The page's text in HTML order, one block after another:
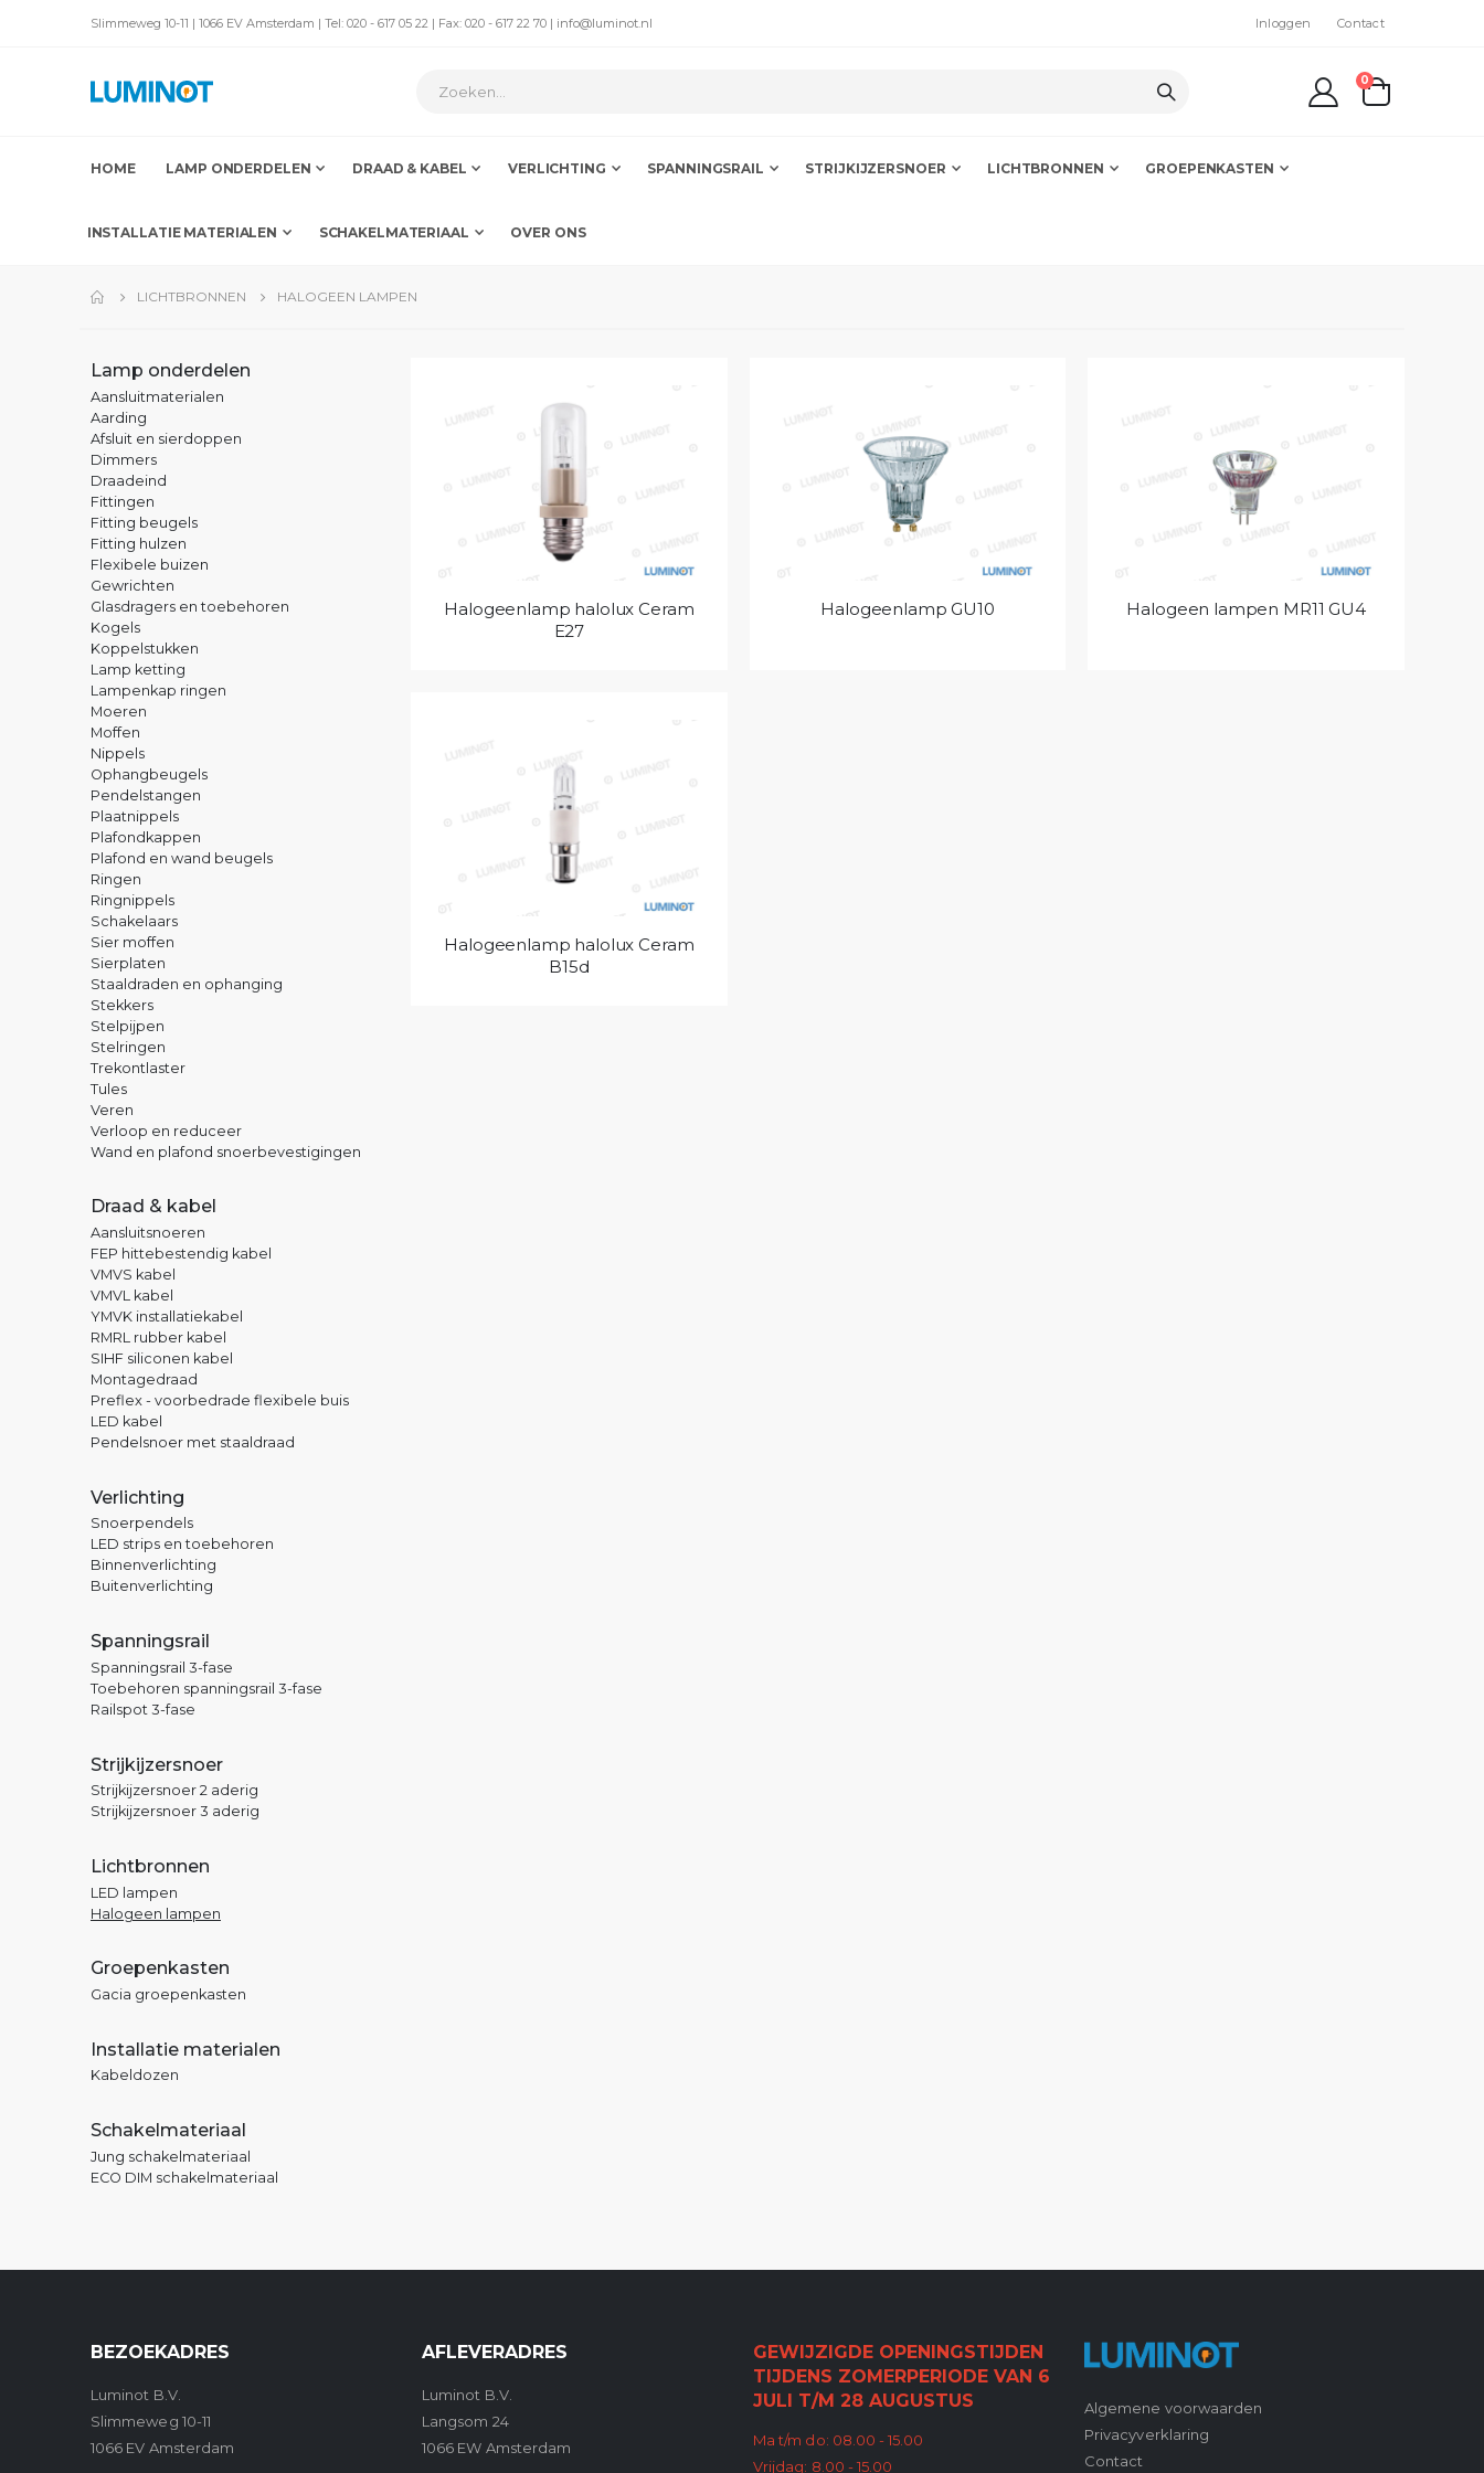
Slimmeweg 10-11 | 1066 EV Amsterdam | Tel: 020 - 617 05 22 | Fax: 020 - 617 22 70 | info@luminot.nl Inloggen Contact
kar
0producten
HOME LAMP ONDERDELEN DRAAD & KABEL VERLICHTING SPANNINGSRAIL STRIJKIJZERSNOER LICHTBRONNEN GROEPENKASTEN
INSTALLATIE MATERIALEN SCHAKELMATERIAAL OVER ONS
LICHTBRONNEN HALOGEEN LAMPEN
Halogeenlamp halolux Ceram
E27
Halogeenlamp GU10 Halogeen lampen MR11 GU4
Halogeenlamp halolux Ceram
B15d
Lamp onderdelen
Aansluitmaterialen
Aarding
Afsluit en sierdoppen
Dimmers
Draadeind
Fittingen
Fitting beugels
Fitting hulzen
Flexibele buizen
Gewrichten
Glasdragers en toebehoren
Kogels
Koppelstukken
Lamp ketting
Lampenkap ringen
Moeren
Moffen
Nippels
Ophangbeugels
Pendelstangen
Plaatnippels
Plafondkappen
Plafond en wand beugels
Ringen
Ringnippels
Schakelaars
Sier moffen
Sierplaten
Staaldraden en ophanging
Stekkers
Stelpijpen
Stelringen
Trekontlaster
Tules
Veren
Verloop en reduceer
Wand en plafond snoerbevestigingen
Draad & kabel
Aansluitsnoeren
FEP hittebestendig kabel
VMVS kabel
VMVL kabel
YMVK installatiekabel
RMRL rubber kabel
SIHF siliconen kabel
Montagedraad
Preflex - voorbedrade flexibele buis
LED kabel
Pendelsnoer met staaldraad
Verlichting
Snoerpendels
LED strips en toebehoren
Binnenverlichting
Buitenverlichting
Spanningsrail
Spanningsrail 3-fase
Toebehoren spanningsrail 3-fase
Railspot 3-fase
Strijkijzersnoer
Strijkijzersnoer 2 aderig
Strijkijzersnoer 3 aderig
Lichtbronnen
LED lampen
Halogeen lampen
Groepenkasten
Gacia groepenkasten
Installatie materialen
Kabeldozen
Schakelmateriaal
Jung schakelmateriaal
ECO DIM schakelmateriaal
BEZOEKADRES
Luminot B.V.
Slimmeweg 10-11
1066 EV Amsterdam
AFLEVERADRES
Luminot B.V.
Langsom 24
1066 EW Amsterdam
GEWIJZIGDE OPENINGSTIJDEN
TIJDENS ZOMERPERIODE VAN 6
JULI T/M 28 AUGUSTUS
Ma t/m do: 08.00 - 15.00
Vrijdag: 8.00 - 15.00
Algemene voorwaarden
Privacyverklaring
Contact